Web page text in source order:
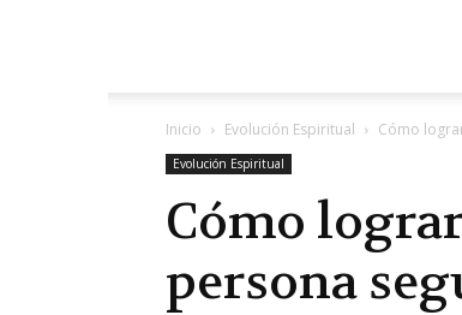
Inicio Evolución Espiritual Cómo
Evolución Espiritual
Cómo
persona